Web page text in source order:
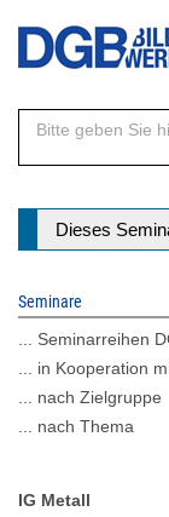
Direkt
Inhalt
Dieses
Seminare
... Seminarreihen
... in Kooperation
... nach Zielgruppe
... nach Thema
IG Metall